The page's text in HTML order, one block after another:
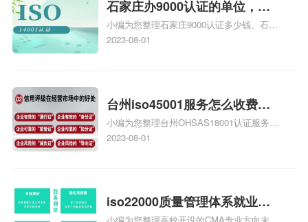
石家庄办9000认证的单位，石
家庄9000认证的公司
小编为您整理石家庄9000认证多少钱、石家
庄9000认证价格多少钱、石家庄9000认证
2023-08-01
台州iso45001服务怎么收费，
台州iso45001认证服务怎么收
费
小编为您整理台州OHSAS18001认证服务中
心哪家收费便宜、台州ISO9000认证，哪个
标准是什么相关iso体系认证知识，详情可
查看下方正文！
2023-08-01
iso22000质量管理体系就业方